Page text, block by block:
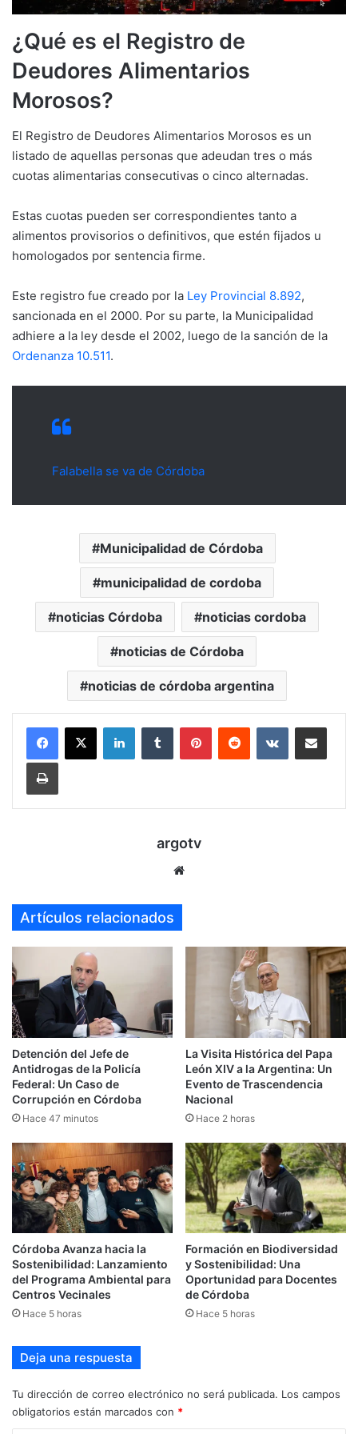
¿Qué es el Registro de
Deudores Alimentarios
Morosos?
El Registro de Deudores Alimentarios Morosos es un
listado de aquellas personas que adeudan tres o más
cuotas alimentarias consecutivas o cinco alternadas.
Estas cuotas pueden ser correspondientes tanto a
alimentos provisorios o definitivos, que estén fijados u
homologados por sentencia firme.
Este registro fue creado por la Ley Provincial 8.892,
sancionada en el 2000. Por su parte, la Municipalidad
adhiere a la ley desde el 2002, luego de la sanción de la
Ordenanza 10.511.
Falabella se va de Córdoba
Municipalidad de Córdoba
municipalidad de cordoba
noticias Córdoba noticias cordoba
noticias de Córdoba
noticias de córdoba argentina
LinkedInTumblr PinterestReddit VKontakteCompartir por mail
Imprimir
argotv
Artículos relacionados
Detención del Jefe de
Antidrogas de la Policía
Federal: Un Caso de
Corrupción en Córdoba
Hace 47 minutos
La Visita Histórica del Papa
León XIV a la Argentina: Un
Evento de Trascendencia
Nacional
Hace 2 horas
Córdoba Avanza hacia la
Sostenibilidad: Lanzamiento
del Programa Ambiental para
Centros Vecinales
Hace 5 horas
Formación en Biodiversidad
y Sostenibilidad: Una
Oportunidad para Docentes
de Córdoba
Hace 5 horas
Deja una respuesta
Tu dirección de correo electrónico no será publicada. Los campos
obligatorios están marcados con *